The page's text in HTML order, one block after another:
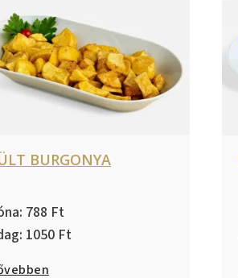
BURGONYA
788
1050